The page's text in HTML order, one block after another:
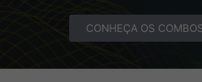
CONHEÇA OS